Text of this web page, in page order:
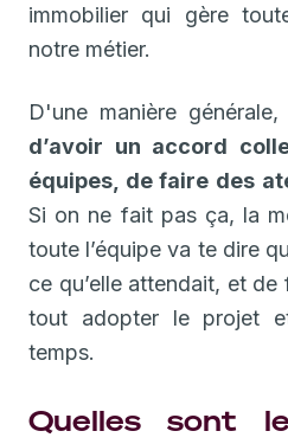
immobilier qui gère
notre métier.
D'une manière générale,
d’avoir un accord
équipes, de faire des
Si on ne fait pas ça, la
toute l’équipe va te dire
ce qu’elle attendait, et
tout adopter le projet
temps.
Quelles sont